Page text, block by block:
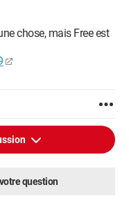
chose, mais Free est
question